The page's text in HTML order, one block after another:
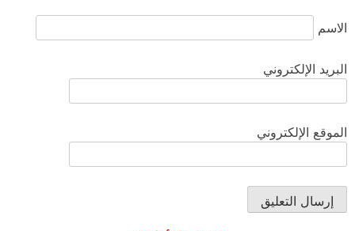
الاسم
البريد الإلكتروني
الموقع الإلكتروني